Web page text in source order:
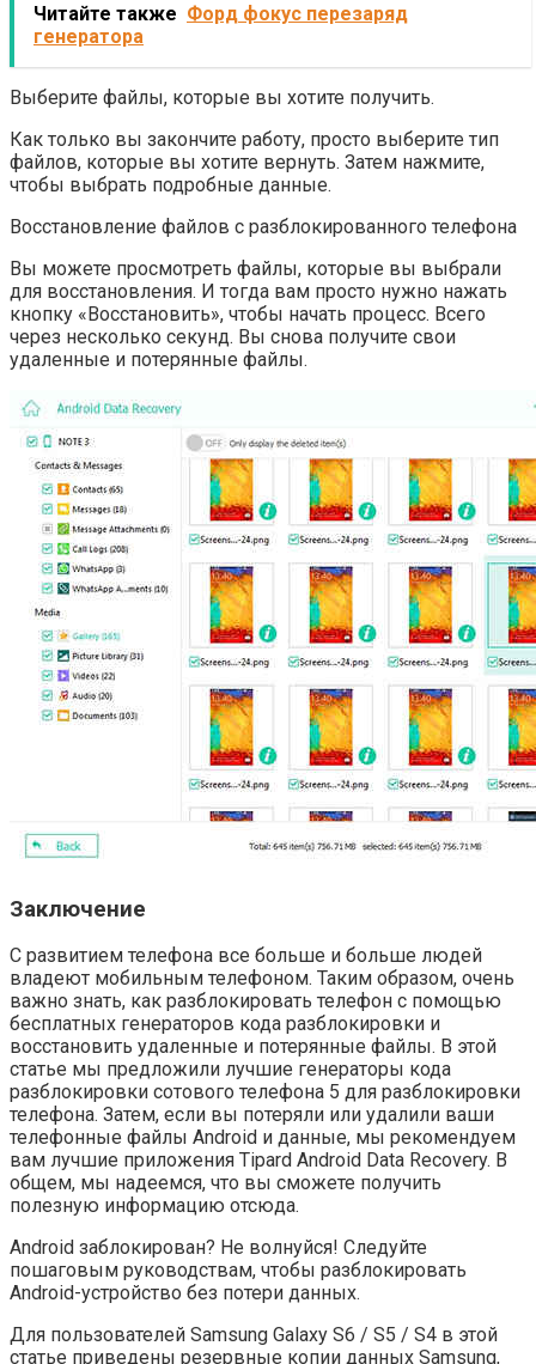
Читайте также Форд фокус перезаряд
генератора
Выберите файлы, которые вы хотите получить.
Как только вы закончите работу, просто выберите тип
файлов, которые вы хотите вернуть. Затем нажмите,
чтобы выбрать подробные данные.
Восстановление файлов с разблокированного телефона
Вы можете просмотреть файлы, которые вы выбрали
для восстановления. И тогда вам просто нужно нажать
кнопку «Восстановить», чтобы начать процесс. Всего
через несколько секунд. Вы снова получите свои
удаленные и потерянные файлы.
Заключение
С развитием телефона все больше и больше людей
владеют мобильным телефоном. Таким образом, очень
важно знать, как разблокировать телефон с помощью
бесплатных генераторов кода разблокировки и
восстановить удаленные и потерянные файлы. В этой
статье мы предложили лучшие генераторы кода
разблокировки сотового телефона 5 для разблокировки
телефона. Затем, если вы потеряли или удалили ваши
телефонные файлы Android и данные, мы рекомендуем
вам лучшие приложения Tipard Android Data Recovery. В
общем, мы надеемся, что вы сможете получить
полезную информацию отсюда.
Android заблокирован? Не волнуйся! Следуйте
пошаговым руководствам, чтобы разблокировать
Android-устройство без потери данных.
Для пользователей Samsung Galaxy S6 / S5 / S4 в этой
статье приведены резервные копии данных Samsung,